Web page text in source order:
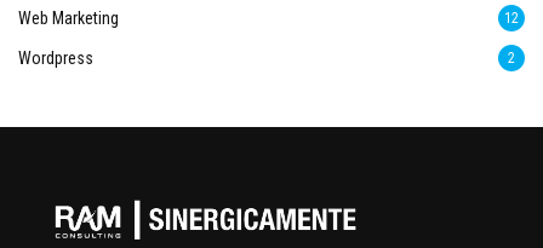
Web Marketing 12
Wordpress 2